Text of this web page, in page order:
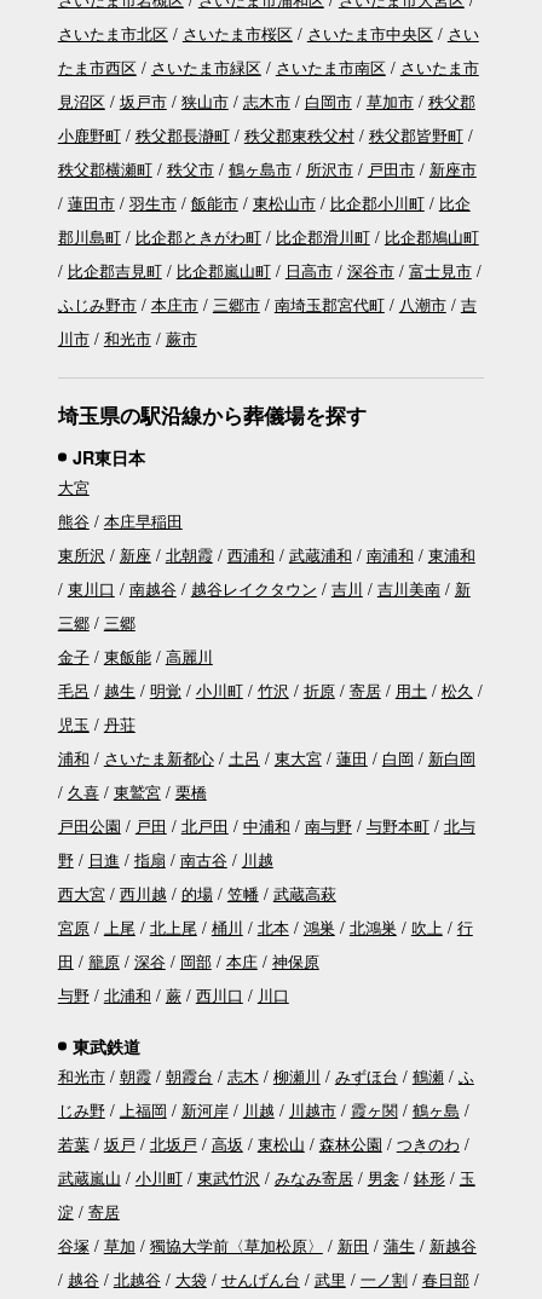
さいたま市北区
さいたま市桜区 さいたま市中央区
さい
たま市西区
さいたま市緑区 さいたま市南区
さいたま市
見沼区
坂戸市 狭山市 志木市 白岡市 草加市
秩父郡
小鹿野町
秩父郡長瀞町 秩父郡東秩父村
秩父郡皆野町
秩父郡横瀬町
秩父市 鶴ヶ島市 所沢市 戸田市
新座市
蓮田市
羽生市 飯能市 東松山市 比企郡小川町
比企
郡川島町
比企郡ときがわ町 比企郡滑川町
比企郡鳩山町
比企郡吉見町
比企郡嵐山町 日高市 深谷市
富士見市
ふじみ野市
本庄市 三郷市 南埼玉郡宮代町 八潮市
吉
川市
和光市 蕨市
埼玉県の駅沿線から葬儀場を探す
JR東日本
大宮
熊谷
本庄早稲田
東所沢
新座 北朝霞 西浦和 武蔵浦和 南浦和
東浦和
東川口
南越谷 越谷レイクタウン 吉川 吉川美南
新
三郷
三郷
金子
東飯能
高麗川
毛呂
越生 明覚 小川町 竹沢 折原 寄居 用土
松久
児玉
丹荘
浦和
さいたま新都心 土呂 東大宮 蓮田 白岡
新白岡
久喜
東鷲宮
栗橋
戸田公園
戸田 北戸田 中浦和 南与野 与野本町
北与
野
日進 指扇 南古谷
川越
西大宮
西川越 的場 笠幡
武蔵高萩
宮原
上尾 北上尾 桶川 北本 鴻巣 北鴻巣 吹上
行
田
籠原 深谷 岡部 本庄
神保原
与野
北浦和 蕨 西川口 川口
東武鉄道
和光市 朝霞 朝霞台 志木 柳瀬川 みずほ台 鶴瀬
ふ
じみ野
上福岡 新河岸 川越 川越市 霞ヶ関
鶴ヶ島
若葉
坂戸 北坂戸 高坂 東松山 森林公園
つきのわ
武蔵嵐山
小川町 東武竹沢 みなみ寄居 男衾 鉢形
玉
淀
寄居
谷塚
草加 獨協大学前〈草加松原〉 新田 蒲生
新越谷
越谷
北越谷 大袋 せんげん台 武里 一ノ割
春日部